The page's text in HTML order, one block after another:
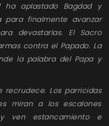
ha aplastado Bagdad y
para finalmente avanzar
devastarlas. El Sacro
contra el Papado. La
la palabra del Papa y
recrudece. Los parricidas
miran a los escalones
ven estancamiento e